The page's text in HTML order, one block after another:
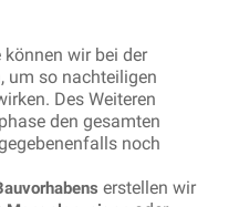
wir bei der
um so nachteiligen
Des Weiteren
den gesamten
noch
erstellen wir